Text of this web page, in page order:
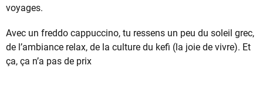
voyages.
Avec un freddo cappuccino, tu ressens un peu du soleil grec,
de l’ambiance relax, de la culture du kefi (la joie de vivre). Et
ça, ça n’a pas de prix